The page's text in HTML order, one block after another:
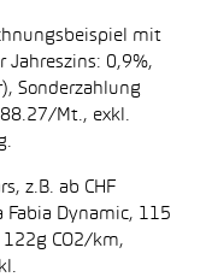
mit
Jahreszins: 0,9%,
Sonderzahlung
Mt., exkl.
z.B. ab CHF
Fabia Dynamic, 115
122g CO2/km,